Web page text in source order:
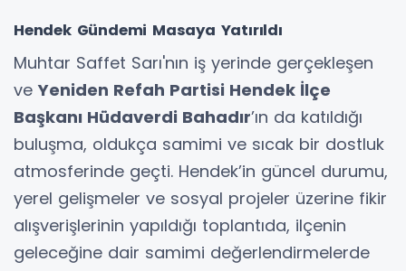
Hendek Gündemi Masaya Yatırıldı
Muhtar Saffet Sarı'nın iş yerinde gerçekleşen
ve Yeniden Refah Partisi Hendek İlçe
Başkanı Hüdaverdi Bahadır’ın da katıldığı
buluşma, oldukça samimi ve sıcak bir dostluk
atmosferinde geçti. Hendek’in güncel durumu,
yerel gelişmeler ve sosyal projeler üzerine fikir
alışverişlerinin yapıldığı toplantıda, ilçenin
geleceğine dair samimi değerlendirmelerde